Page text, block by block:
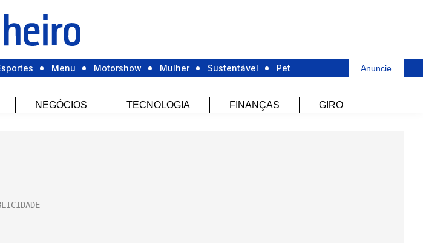
Menu Motorshow Mulher Sustentável Pet Anuncie
NEGÓCIOS TECNOLOGIA FINANÇAS GIRO